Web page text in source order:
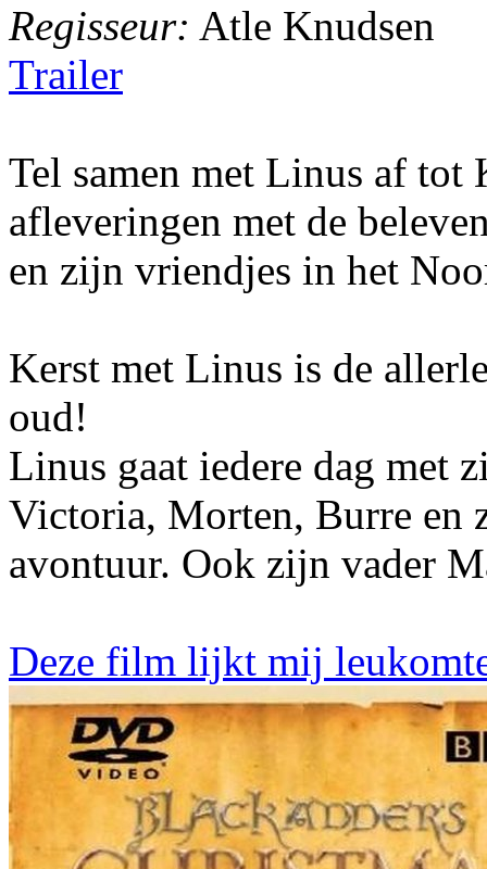
Regisseur: Atle Knudsen
Trailer
Tel samen met Linus af tot
afleveringen met de
en zijn vriendjes in het
Kerst met Linus is de
oud!
Linus gaat iedere dag met
Victoria, Morten, Burre en
avontuur. Ook zijn vader
Deze film lijkt mij